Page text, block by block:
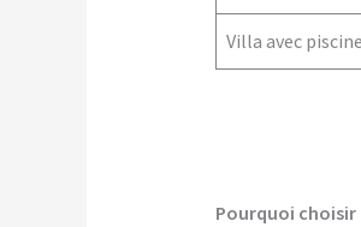
Villa avec
Pourquoi choisir